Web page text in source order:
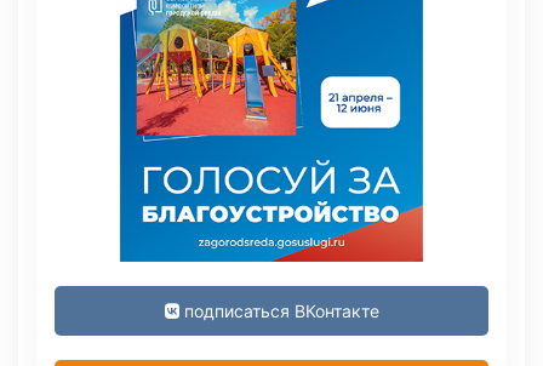
подписаться ВКонтакте